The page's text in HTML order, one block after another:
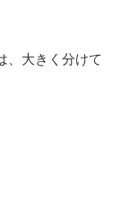
、大きく分けて